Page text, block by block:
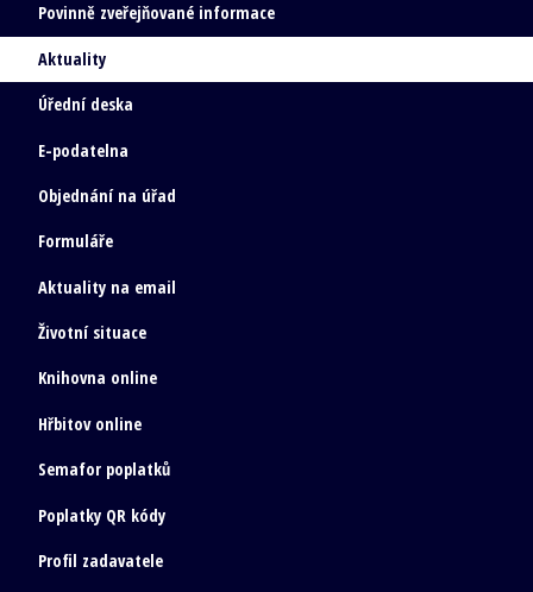
Povinně zveřejňované informace
Aktuality
Úřední deska
E-podatelna
Objednání na úřad
Formuláře
Aktuality na email
Životní situace
Knihovna online
Hřbitov online
Semafor poplatků
Poplatky QR kódy
Profil zadavatele